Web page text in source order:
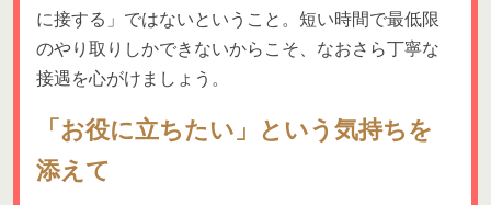
に接する」ではないということ。短い時間で最低限
のやり取りしかできないからこそ、なおさら丁寧な
接遇を心がけましょう。
「お役に立ちたい」という気持ちを
添えて